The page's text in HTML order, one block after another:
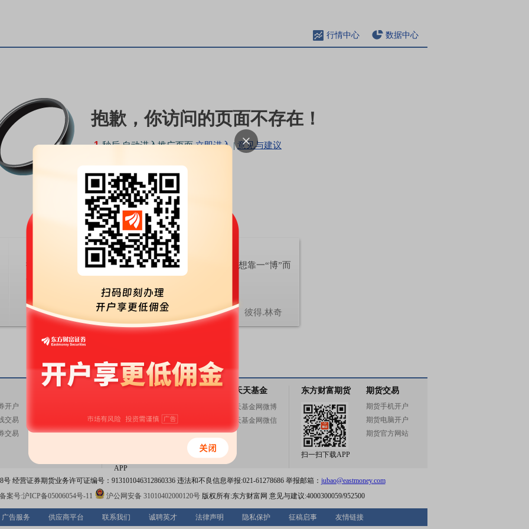
行情中心 数据中心
抱歉，你访问的页面不存在！
1 秒后 自动进入推广页面立即进入 |意见与建议
投资需要休息和思考...
投资股市绝不是为了赚一次钱，而是要持续赚钱。如果想靠一“博”而
发财，你大可离开股市，去赌场好了。
彼得.林奇